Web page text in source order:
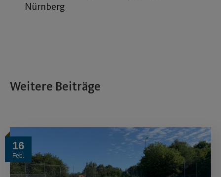
Nürnberg
Weitere Beiträge
16
Feb.